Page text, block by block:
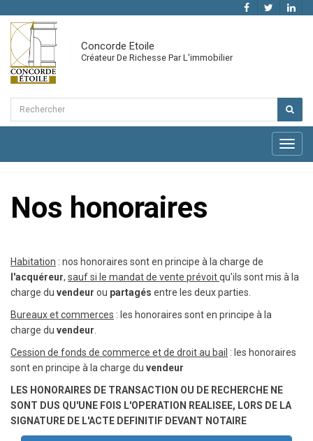
Concorde Etoile
Créateur De Richesse Par L'immobilier
Nos honoraires
Habitation : nos honoraires sont en principe à la charge de
l'acquéreur, sauf si le mandat de vente prévoitqu'ils sont mis à la
charge du vendeur ou partagés entre les deux parties.
Bureaux et commerces : les honoraires sont en principe à la
charge du vendeur
Cession de fonds de commerce et de droit au bail : les honoraires
sont en principe à la charge du vendeur
LES HONORAIRES DE TRANSACTION OU DE RECHERCHE NE
SONT DUS QU'UNE FOIS L'OPERATION REALISEE, LORS DE LA
SIGNATURE DE L'ACTE DEFINITIF DEVANT NOTAIRE